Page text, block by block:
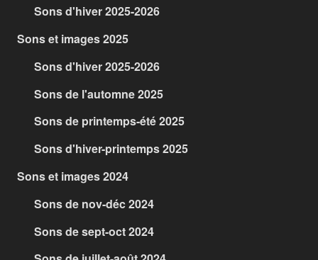
Sons d'hiver 2025-2026
Sons et images 2025
Sons d'hiver 2025-2026
Sons de l'automne 2025
Sons de printemps-été 2025
Sons d'hiver-printemps 2025
Sons et images 2024
Sons de nov-déc 2024
Sons de sept-oct 2024